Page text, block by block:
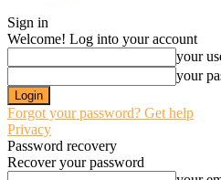
Sign in
Welcome! Log into your account
your
your
Forgot your password? Get help
Privacy
Password recovery
Recover your password